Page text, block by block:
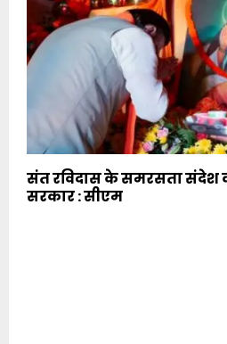
संत रविदास के समरसता संदेश
सरकार : सीएम